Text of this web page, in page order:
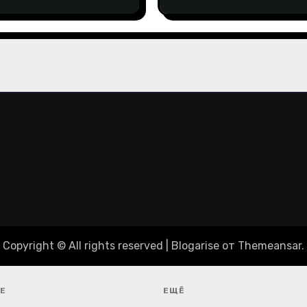
Copyright © All rights reserved Blogarise от Themeansar.
ЕЩЁ